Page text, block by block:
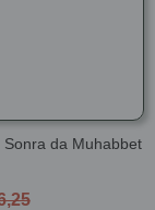
Sonra da Muhabbet